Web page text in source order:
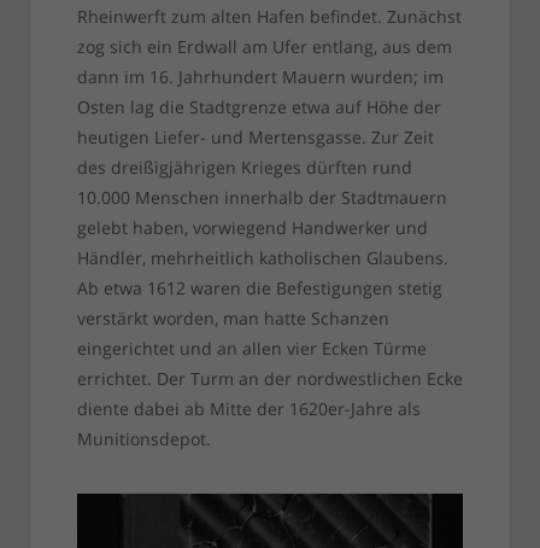
Rheinwerft zum alten Hafen befindet. Zunächst
zog sich ein Erdwall am Ufer entlang, aus dem
dann im 16. Jahrhundert Mauern wurden; im
Osten lag die Stadtgrenze etwa auf Höhe der
heutigen Liefer- und Mertensgasse. Zur Zeit
des dreißigjährigen Krieges dürften rund
10.000 Menschen innerhalb der Stadtmauern
gelebt haben, vorwiegend Handwerker und
Händler, mehrheitlich katholischen Glaubens.
Ab etwa 1612 waren die Befestigungen stetig
verstärkt worden, man hatte Schanzen
eingerichtet und an allen vier Ecken Türme
errichtet. Der Turm an der nordwestlichen Ecke
diente dabei ab Mitte der 1620er-Jahre als
Munitionsdepot.